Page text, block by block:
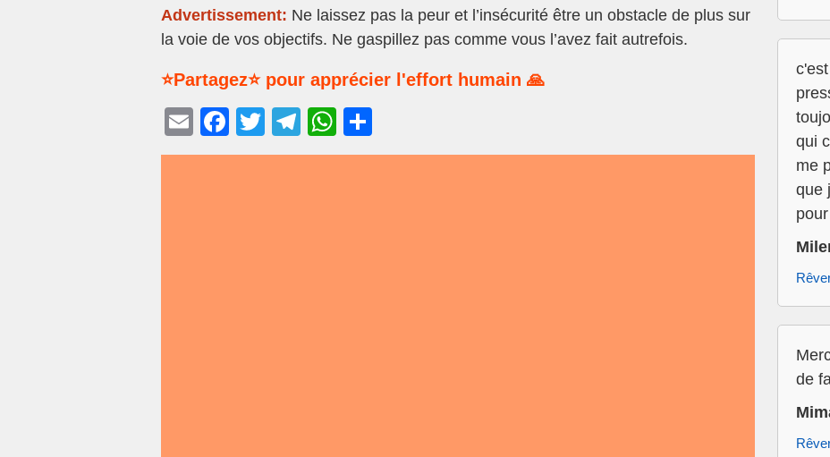
Advertissement: Ne laissez pas la peur et l’insécurité être un obstacle de plus sur
la voie de vos objectifs. Ne gaspillez pas comme vous l’avez fait autrefois.
⭐Partagez⭐ pour apprécier l'effort humain 🙏
E
m
F
a
T
wi
T
el
W
h
ar
qui
me
que
de